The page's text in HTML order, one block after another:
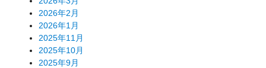
2026年2月
2026年1月
2025年11月
2025年10月
2025年9月